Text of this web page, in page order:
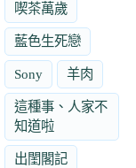
喫茶萬歲
藍色生死戀
Sony 羊肉
這種事、人家不
知道啦
出閨閣記